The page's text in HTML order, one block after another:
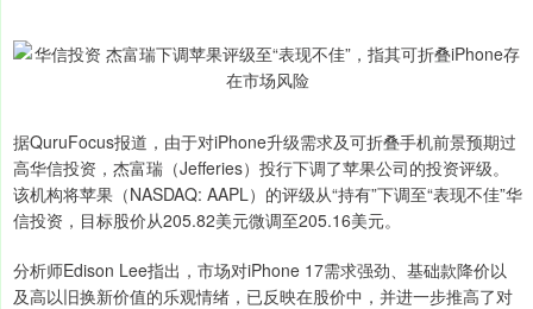
据QuruFocus报道，由于对iPhone升级需求及可折叠手机前景预期过
高华信投资，杰富瑞（Jefferies）投行下调了苹果公司的投资评级。
该机构将苹果（NASDAQ: AAPL）的评级从“持有”下调至“表现不佳”华
信投资，目标股价从205.82美元微调至205.16美元。
分析师Edison Lee指出，市场对iPhone 17需求强劲、基础款降价以
及高以旧换新价值的乐观情绪，已反映在股价中，并进一步推高了对